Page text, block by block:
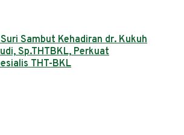
Sambut Kehadiran dr. Kukuh
Sp.THTBKL, Perkuat
THT-BKL